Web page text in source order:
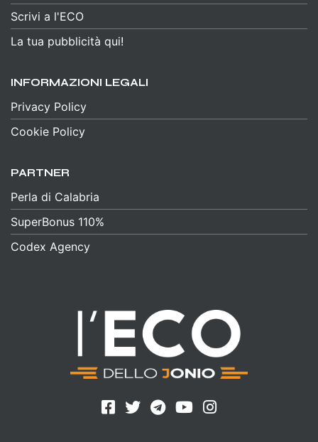
Scrivi a l'ECO
La tua pubblicità qui!
INFORMAZIONI LEGALI
Privacy Policy
Cookie Policy
PARTNER
Perla di Calabria
SuperBonus 110%
Codex Agency